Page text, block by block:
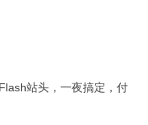
站头，一夜搞定，付